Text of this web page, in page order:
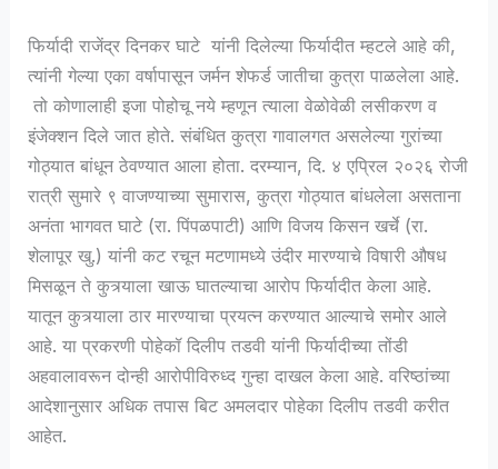
फिर्यादी राजेंद्र दिनकर घाटे यांनी दिलेल्या फिर्यादीत म्हटले आहे की,
त्यांनी गेल्या एका वर्षापासून जर्मन शेफर्ड जातीचा कुत्रा पाळलेला आहे.
तो कोणालाही इजा पोहोचू नये म्हणून त्याला वेळोवेळी लसीकरण व
इंजेक्शन दिले जात होते. संबंधित कुत्रा गावालगत असलेल्या गुरांच्या
गोठ्यात बांधून ठेवण्यात आला होता. दरम्यान, दि. ४ एप्रिल २०२६ रोजी
रात्री सुमारे ९ वाजण्याच्या सुमारास, कुत्रा गोठ्यात बांधलेला असताना
अनंता भागवत घाटे (रा. पिंपळपाटी) आणि विजय किसन खर्चे (रा.
शेलापूर खु.) यांनी कट रचून मटणामध्ये उंदीर मारण्याचे विषारी औषध
मिसळून ते कुत्र्याला खाऊ घातल्याचा आरोप फिर्यादीत केला आहे.
यातून कुत्र्याला ठार मारण्याचा प्रयत्न करण्यात आल्याचे समोर आले
आहे. या प्रकरणी पोहेकॉ दिलीप तडवी यांनी फिर्यादीच्या तोंडी
अहवालावरून दोन्ही आरोपीविरुध्द गुन्हा दाखल केला आहे. वरिष्ठांच्या
आदेशानुसार अधिक तपास बिट अमलदार पोहेका दिलीप तडवी करीत
आहेत.